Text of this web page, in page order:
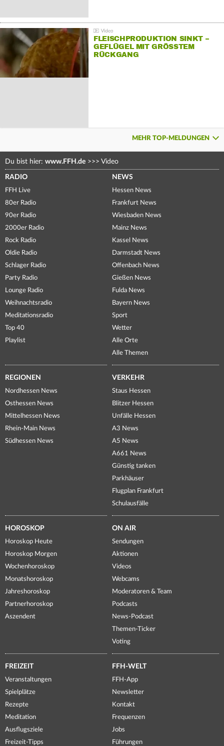
FLEISCHPRODUKTION SINKT –
GEFLÜGEL MIT GRÖSSTEM R
ÜCKGANG
MEHR TOP-MELDUNGEN
Du bist hier: www.FFH.de >>> Video
RADIO
FFH Live
80er Radio
90er Radio
2000er Radio
Rock Radio
Oldie Radio
Schlager Radio
Party Radio
Lounge Radio
Weihnachtsradio
Meditationsradio
Top 40
Playlist
NEWS
Hessen News
Frankfurt News
Wiesbaden News
Mainz News
Kassel News
Darmstadt News
Offenbach News
Gießen News
Fulda News
Bayern News
Sport
Wetter
Alle Orte
Alle Themen
REGIONEN
Nordhessen News
Osthessen News
Mittelhessen News
Rhein-Main News
Südhessen News
VERKEHR
Staus Hessen
Blitzer Hessen
Unfälle Hessen
A3 News
A5 News
A661 News
Günstig tanken
Parkhäuser
Flugplan Frankfurt
Schulausfälle
HOROSKOP
Horoskop Heute
Horoskop Morgen
Wochenhoroskop
Monatshoroskop
Jahreshoroskop
Partnerhoroskop
Aszendent
ON AIR
Sendungen
Aktionen
Videos
Webcams
Moderatoren & Team
Podcasts
News-Podcast
Themen-Ticker
Voting
FREIZEIT
Veranstaltungen
Spielplätze
Rezepte
Meditation
Ausflugsziele
Freizeit-Tipps
FFH-WELT
FFH-App
Newsletter
Kontakt
Frequenzen
Jobs
Führungen